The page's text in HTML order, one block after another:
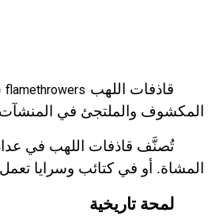
قاذفات اللهب flamethrowers
المكشوف والملتجئ في المنشآت
تُصنَّف قاذفات اللهب في
المشاة. أو في كتائب وسرايا
لمحة تاريخية